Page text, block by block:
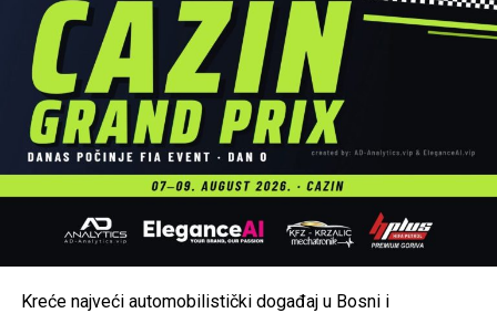
Kreće najveći automobilistički događaj u Bosni i